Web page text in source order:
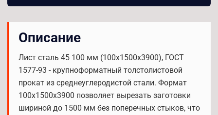
Описание
Лист сталь 45 100 мм (100х1500х3900), ГОСТ
1577-93 - крупноформатный толстолистовой
прокат из среднеуглеродистой стали. Формат
100х1500х3900 позволяет вырезать заготовки
шириной до 1500 мм без поперечных стыков, что